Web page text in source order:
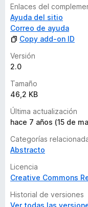
l
o
r
a
c
i
o
e
s
Enlaces del
Ayuda del sitio
Correo de ayuda
Copy add-on ID
Versión
2.0
Tamaño
46,2 KB
Última actualización
hace 7 años (15 de
Categorías
Abstracto
Licencia
Creative Commons
Historial de versiones
Ver todas las